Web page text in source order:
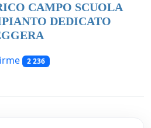
CAMPO SCUOLA
DEDICATO
2 236